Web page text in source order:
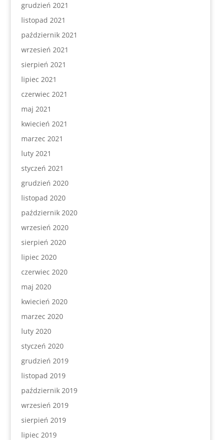
grudzień 2021
listopad 2021
październik 2021
wrzesień 2021
sierpień 2021
lipiec 2021
czerwiec 2021
maj 2021
kwiecień 2021
marzec 2021
luty 2021
styczeń 2021
grudzień 2020
listopad 2020
październik 2020
wrzesień 2020
sierpień 2020
lipiec 2020
czerwiec 2020
maj 2020
kwiecień 2020
marzec 2020
luty 2020
styczeń 2020
grudzień 2019
listopad 2019
październik 2019
wrzesień 2019
sierpień 2019
lipiec 2019